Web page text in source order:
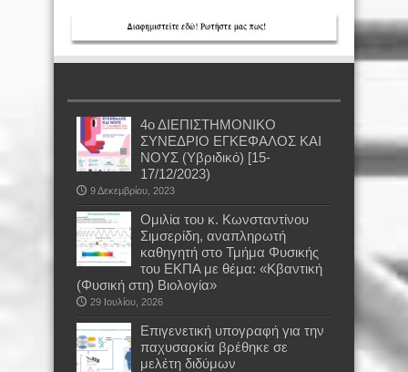
4ο ΔΙΕΠΙΣΤΗΜΟΝΙΚΟ
ΣΥΝΕΔΡΙΟ ΕΓΚΕΦΑΛΟΣ ΚΑΙ
ΝΟΥΣ (Υβριδικό) [15-
17/12/2023)
9 Δεκεμβρίου, 2023
Oμιλία του κ. Κωνσταντίνου
Σιμσερίδη, αναπληρωτή
καθηγητή στο Τμήμα Φυσικής
του ΕΚΠΑ με θέμα: «Κβαντική
(Φυσική στη) Βιολογία»
29 Ιουλίου, 2026
Επιγενετική υπογραφή για την
παχυσαρκία βρέθηκε σε
μελέτη διδύμων